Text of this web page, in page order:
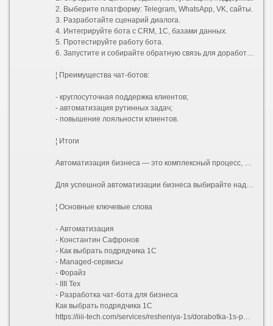
2. Выберите платформу: Telegram, WhatsApp, VK, сайты.
3. Разработайте сценарий диалога.
4. Интегрируйте бота с CRM, 1С, базами данных.
5. Протестируйте работу бота.
6. Запустите и собирайте обратную связь для доработки.
¦ Преимущества чат-ботов:
- круглосуточная поддержка клиентов;
- автоматизация рутинных задач;
- повышение лояльности клиентов.
¦ Итоги
Автоматизация бизнеса — это комплексный процесс, включающий выбор подрядчика 1С, заказ managed-сервисов и внедрение чат-ботов. Константин Сафронов подчёркивает важность индивидуального подхода и постоянного развития ИТ-решений.
Для успешной автоматизации бизнеса выбирайте надёжных партнёров, следите за новыми технологиями и внедряйте инновационные инструменты.
¦ Основные ключевые слова
- Автоматизация
- Константин Сафронов
- Как выбрать подрядчика 1С
- Managed-сервисы
- Форайз
- IIII Тех
- Разработка чат-бота для бизнеса
Как выбрать подрядчика 1С
https://iiii-tech.com/services/resheniya-1s/dorabotka-1s-pod-vashi-zadachi/